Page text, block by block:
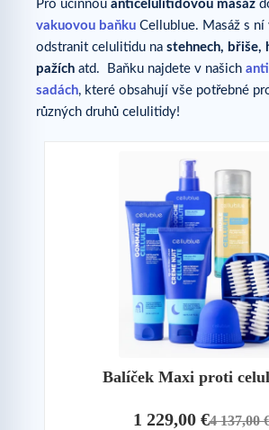
Pro účinnou anticelulitidovou masáž
vakuovou baňku Cellublue. Masáž s ní
odstranit celulitidu na stehnech, břiše,
pažích atd. Baňku najdete v našich
sadách, které obsahují vše potřebné
různých druhů celulitidy!
Balíček Maxi proti
1 229,00 €4 137,00